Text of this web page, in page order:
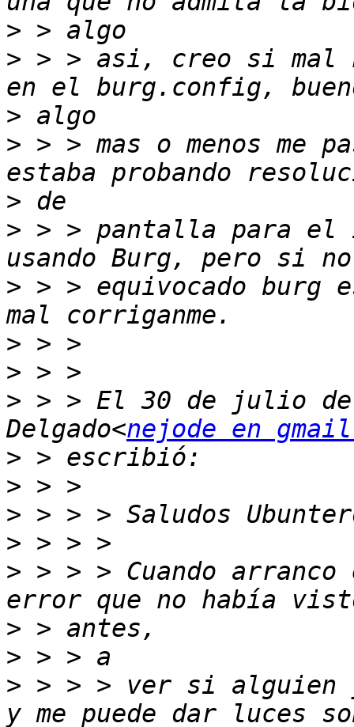
>
> > > asi, creo si mal
>
> > > mas o menos me
>
> > > pantalla para el
> > > equivocado burg
>
>
> > > El 30 de julio de
Delgado<nejode en
>
>
>
>
> > > > Cuando
>
>
> > > > ver si alguien